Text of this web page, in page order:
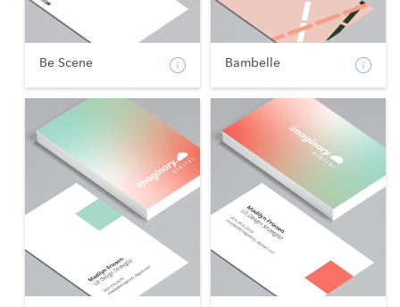
Be Scene Bambelle